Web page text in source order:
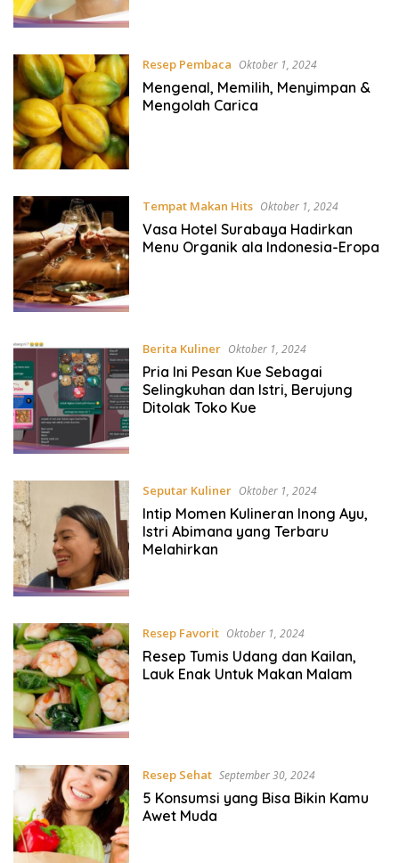
Resep Pembaca Oktober 1, 2024
Mengenal, Memilih, Menyimpan &
Mengolah Carica
Tempat Makan Hits Oktober 1, 2024
Vasa Hotel Surabaya Hadirkan
Menu Organik ala Indonesia-Eropa
Berita Kuliner Oktober 1, 2024
Pria Ini Pesan Kue Sebagai
Selingkuhan dan Istri, Berujung
Ditolak Toko Kue
Seputar Kuliner Oktober 1, 2024
Intip Momen Kulineran Inong Ayu,
Istri Abimana yang Terbaru
Melahirkan
Resep Favorit Oktober 1, 2024
Resep Tumis Udang dan Kailan,
Lauk Enak Untuk Makan Malam
Resep Sehat September 30, 2024
5 Konsumsi yang Bisa Bikin Kamu
Awet Muda